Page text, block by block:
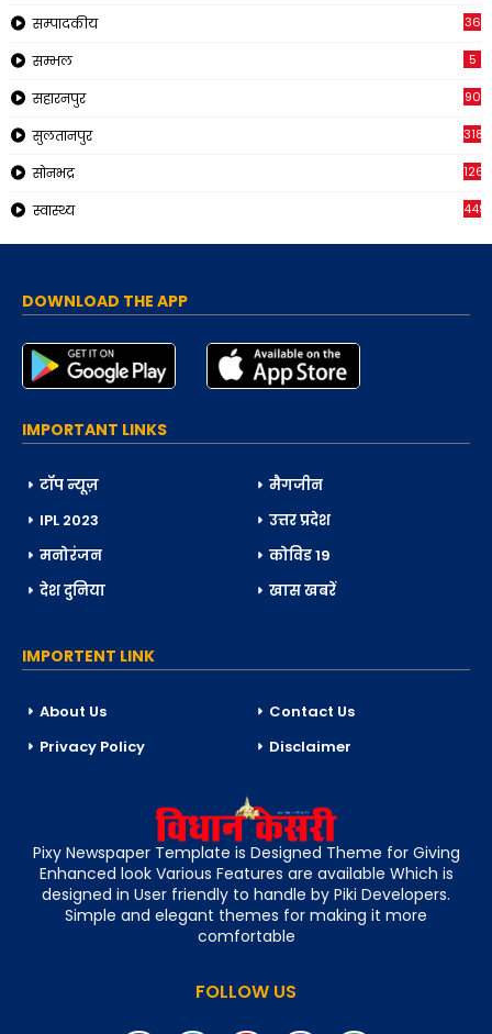
सम्पादकीय 36
सम्भल 5
सहारनपुर 90
सुलतानपुर 318
सोनभद्र 1266
स्वास्थ्य 449
DOWNLOAD THE APP
IMPORTANT LINKS
टॉप न्यूज़
मैगजीन
IPL 2023
उत्तर प्रदेश
मनोरंजन
कोविड 19
देश दुनिया
खास खबरें
IMPORTENT LINK
About Us
Contact Us
Privacy Policy
Disclaimer
Pixy Newspaper Template is Designed Theme for Giving
Enhanced look Various Features are available Which is
designed in User friendly to handle by Piki Developers.
Simple and elegant themes for making it more
comfortable
FOLLOW US